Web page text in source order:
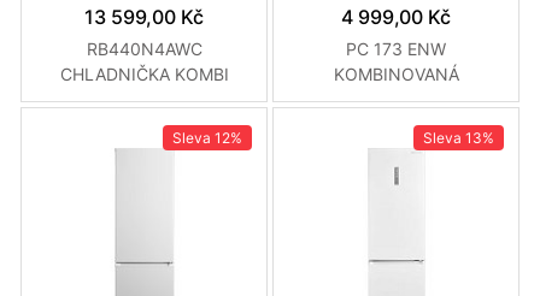
13 599,00 Kč
RB440N4AWC
CHLADNIČKA KOMBI
HISENSE
4 999,00 Kč
PC 173 ENW
KOMBINOVANÁ
CHLADNIČKA PHILCO
Sleva 12% Sleva 13%